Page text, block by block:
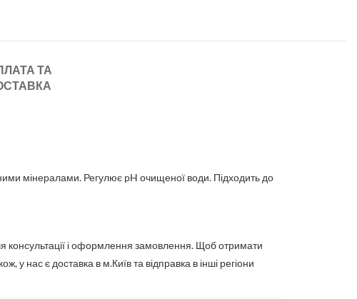
ТА
мінералами. Регулює pH очищеної води. Підходить до
консультації і оформлення замовлення. Щоб отримати
нас є доставка в м.Київ та відправка в інші регіони